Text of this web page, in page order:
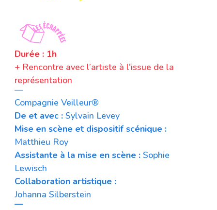
Durée : 1h
+ Rencontre avec l’artiste à l’issue de la
représentation
—
Compagnie Veilleur®
De et avec : Sylvain Levey
Mise en scène et dispositif scénique :
Matthieu Roy
Assistante à la mise en scène : Sophie
Lewisch
Collaboration artistique :
Johanna Silberstein
—